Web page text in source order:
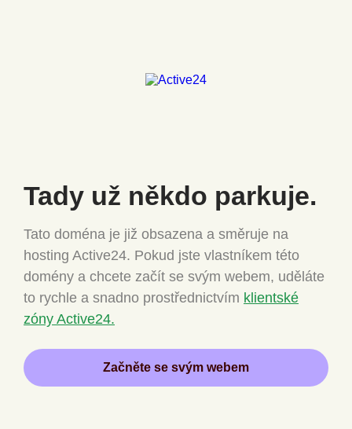
Tady už někdo parkuje.
Tato doména je již obsazena a směruje na
hosting Active24. Pokud jste vlastníkem této
domény a chcete začít se svým webem, uděláte
to rychle a snadno prostřednictvím klientské
zóny Active24.
Začněte se svým webem